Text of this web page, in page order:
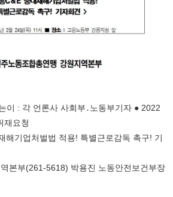
이 : 각 언론사 사회부․노동부기자 ● 2022
재요청
해기업처벌법 적용! 특별근로감독 촉구! 기
본부(261-5618) 박용진 노동안전보건부장